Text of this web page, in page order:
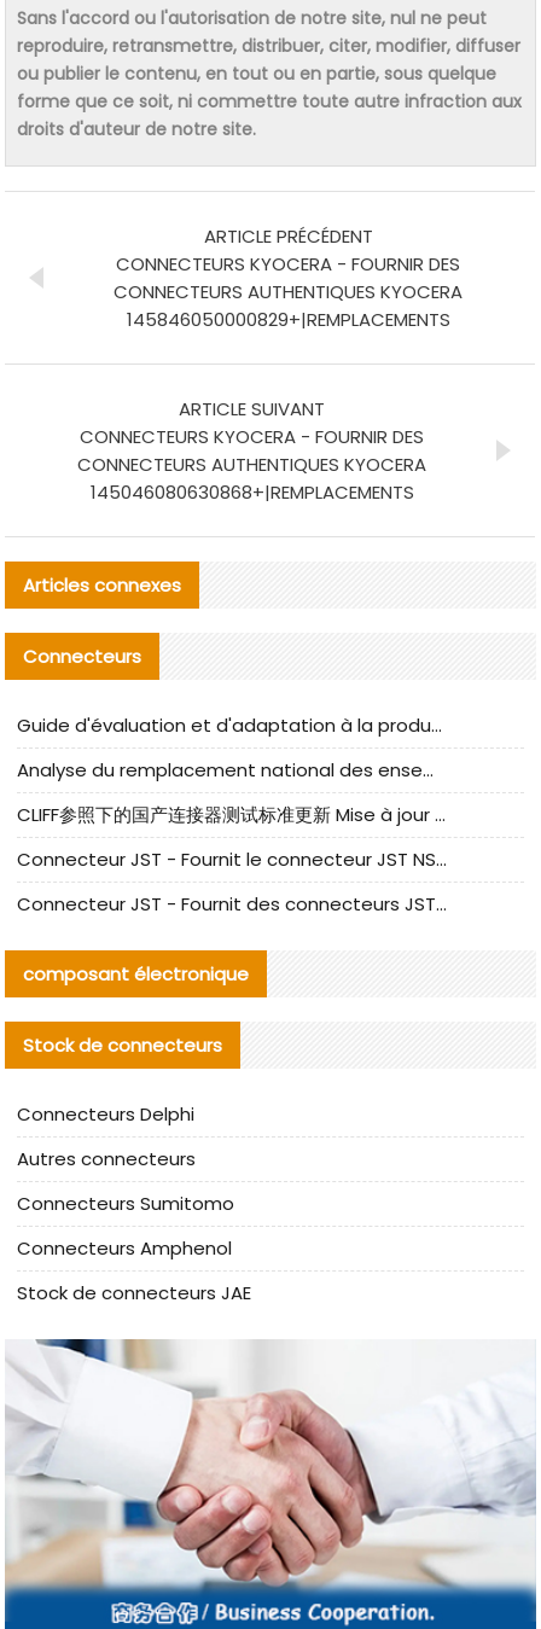
Sans l'accord ou l'autorisation de notre site, nul ne peut
reproduire, retransmettre, distribuer, citer, modifier, diffuser
ou publier le contenu, en tout ou en partie, sous quelque
forme que ce soit, ni commettre toute autre infraction aux
droits d'auteur de notre site.
ARTICLE PRÉCÉDENT
CONNECTEURS KYOCERA - FOURNIR DES
CONNECTEURS AUTHENTIQUES KYOCERA
145846050000829+|REMPLACEMENTS
ARTICLE SUIVANT
CONNECTEURS KYOCERA - FOURNIR DES
CONNECTEURS AUTHENTIQUES KYOCERA
145046080630868+|REMPLACEMENTS
Articles connexes
Connecteurs
Guide d'évaluation et d'adaptation à la production des composants de câbles nationaux CNC Tech
Analyse du remplacement national des ensembles de câbles à fréquence élevée I-PEX
CLIFF参照下的国产连接器测试标准更新 Mise à jour des normes de test des connecteurs nationaux sous la référence CLIFF
Connecteur JST - Fournit le connecteur JST NSHR-02V-S original | Équivalent
Connecteur JST - Fournit des connecteurs JST GHR-09V-S authentiques et des produits de remplacement|
composant électronique
Stock de connecteurs
Connecteurs Delphi
Autres connecteurs
Connecteurs Sumitomo
Connecteurs Amphenol
Stock de connecteurs JAE